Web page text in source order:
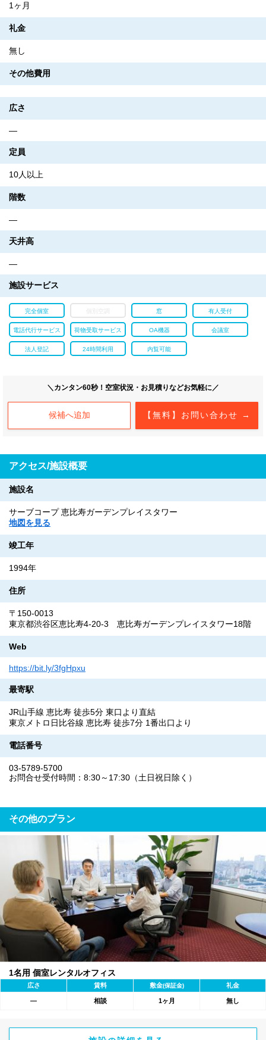
1ヶ月
礼金
無し
その他費用
広さ
―
定員
10人以上
階数
―
天井高
―
施設サービス
完全個室 個別空調 窓 有人受付
電話代行サービス 荷物受取サービス OA機器 会議室
法人登記 24時間利用 内覧可能
＼カンタン60秒！空室状況・お見積りなどお気軽に／
【無料】お問い合わせ →
候補へ追加
アクセス/施設概要
施設名
サーブコープ 恵比寿ガーデンプレイスタワー
地図を見る
竣工年
1994年
住所
〒150-0013
東京都渋谷区恵比寿4-20-3 恵比寿ガーデンプレイスタワー18階
Web
https://bit.ly/3fgHpxu
最寄駅
JR山手線 恵比寿 徒歩5分 東口より直結
東京メトロ日比谷線 恵比寿 徒歩7分 1番出口より
電話番号
03-5789-5700
お問合せ受付時間：8:30～17:30（土日祝日除く）
その他のプラン
1名用 個室レンタルオフィス
広さ 賃料 敷金(保証金) 礼金
― 相談 1ヶ月 無し